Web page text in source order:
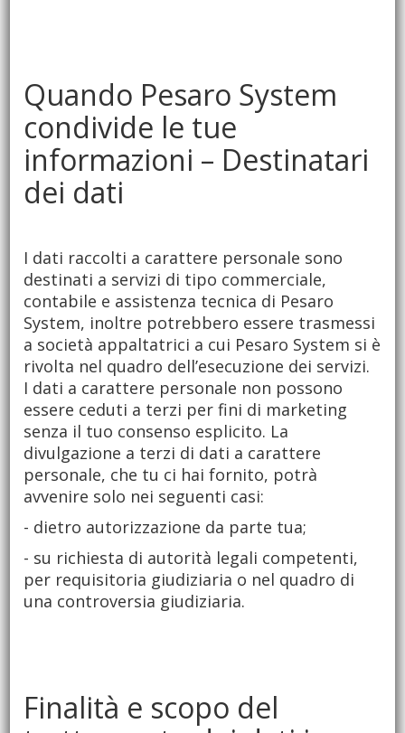
Quando Pesaro System
condivide le tue
informazioni – Destinatari
dei dati
I dati raccolti a carattere personale sono
destinati a servizi di tipo commerciale,
contabile e assistenza tecnica di Pesaro
System, inoltre potrebbero essere trasmessi
a società appaltatrici a cui Pesaro System si è
rivolta nel quadro dell’esecuzione dei servizi.
I dati a carattere personale non possono
essere ceduti a terzi per fini di marketing
senza il tuo consenso esplicito. La
divulgazione a terzi di dati a carattere
personale, che tu ci hai fornito, potrà
avvenire solo nei seguenti casi:
- dietro autorizzazione da parte tua;
- su richiesta di autorità legali competenti,
per requisitoria giudiziaria o nel quadro di
una controversia giudiziaria.
Finalità e scopo del